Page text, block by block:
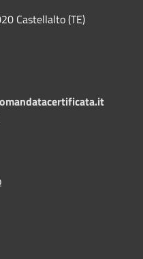
Castellalto (TE)